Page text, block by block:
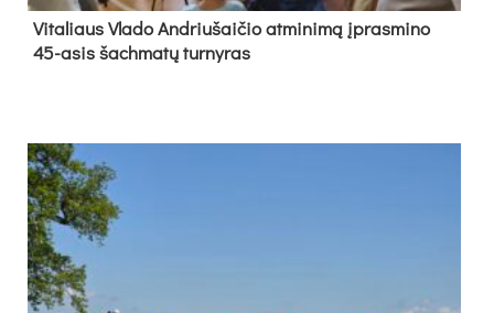
Vi­ta­liaus Vla­do And­riu­šai­čio at­mi­ni­mą įpras­mi­no
45-asis šach­ma­tų tur­ny­ras